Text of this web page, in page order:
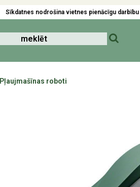
Sīkdatnes nodrošina vietnes pienācīgu darbību
Pļaujmašīnas roboti